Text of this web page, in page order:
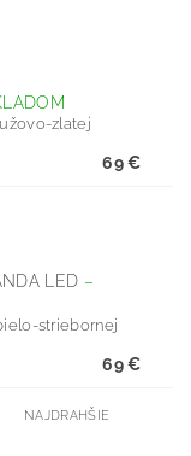
zlatej
69 €
LED –
striebornej
69 €
NAJDRAHŠIE